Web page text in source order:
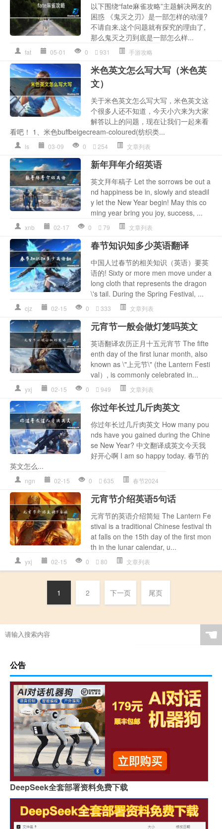
以下围绕“fate麻雀攻略”主题解决网友的
困惑 《鬼灭之刃》是一部怎样的动漫?
不请自来,这个问题就有探究的理由了,
那么鬼灭之刃到底是一部怎么样...
fat 05-01 0 931 手游攻略
米色英文怎么写大写（米色英
文）
关于米色英文怎么写大写，米色英文这
个很多人还不知道，今天小六来为大家
解答以上的问题，现在让我们一起来看
看吧！ 1、米色buffbeigecream-coloured(纺织类...
ls 03-09 0 254 文章列表
新年拜年介绍英语
英文拜年稿子 Let the sorrows be out a
nd happiness be in, slowly and steadil
y let the New Year begin! May this co
ming year bring you joy, success, ...
xnb 02-17 0 79 文章列表
春节知识知多少英语翻译
中国人过春节的相关知识（英语）要英
语的! Sixty or more men move under a
long cloth that represents the dragon
\'s tail. During the Spring Festival, ...
cjz 02-15 0 333 文章列表
元宵节一般会做灯笼吗英文
英语翻译农历正月十五元宵节 The fifte
enth day of the first lunar month, also
known as \"上元节\" (the Lantern Festi
val）, is commonly celebrated in...
yxj 02-15 0 949 文章列表
你过年长过几斤肉英文
你过年长过几斤肉英文 How many pou
nds have you gained during the Chine
se New Year? 中文翻译成英文今天我
好开心啊 I am so happy today. 春节的
英文怎么...
ngn 02-15 0 635 春节2024
元宵节介绍英语5句话
元宵节的英语介绍简短 The Lantern Fe
stival is a traditional Chinese festival th
at falls on the 15th day of the first mon
th in the lunar calendar, u...
yxj 02-15 0 80 文章列表
1 2 下一页 尾页
☚
公告
DeepSeek全套部署资料免费下载